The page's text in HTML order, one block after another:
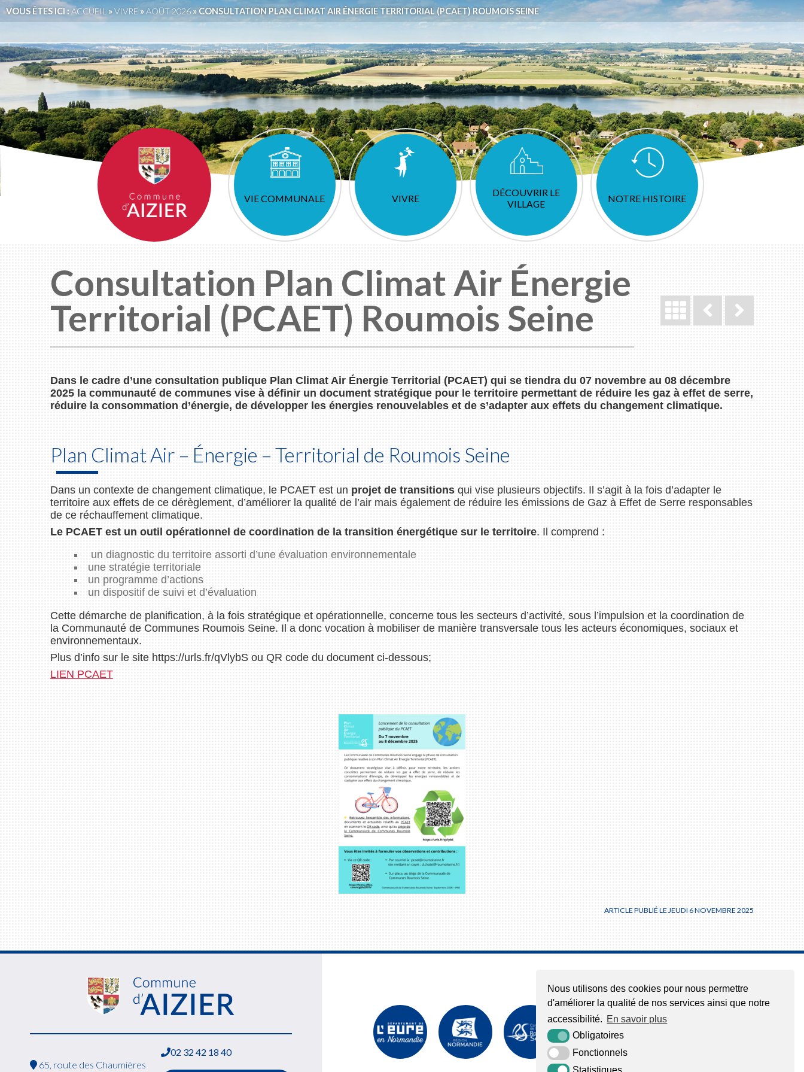
Nous utilisons des cookies pour nous permettre
d'améliorer la qualité de nos services ainsi que notre
accessibilité. En savoir plus
Obligatoires
Fonctionnels
Statistiques
VOUS ÊTES ICI : ACCUEIL »VIVRE »AOÛT 2026 » CONSULTATION PLAN CLIMAT AIR ÉNERGIE TERRITORIAL (PCAET) ROUMOIS SEINE
VIE COMMUNALE VIVRE
DÉCOUVRIR LE
VILLAGE
NOTRE HISTOIRE
Consultation Plan Climat Air Énergie
Territorial (PCAET) Roumois Seine
Dans le cadre d’une consultation publique Plan Climat Air Énergie Territorial (PCAET) qui se tiendra du 07 novembre au 08 décembre
2025 la communauté de communes vise à définir un document stratégique pour le territoire permettant de réduire les gaz à effet de serre,
réduire la consommation d’énergie, de développer les énergies renouvelables et de s’adapter aux effets du changement climatique.
Plan Climat Air – Énergie – Territorial de Roumois Seine
Dans un contexte de changement climatique, le PCAET est un projet de transitionsqui vise plusieurs objectifs. Il s’agit à la fois d’adapter le
territoire aux effets de ce dérèglement, d’améliorer la qualité de l’air mais également de réduire les émissions de Gaz à Effet de Serre responsables
de ce réchauffement climatique.
Le PCAET est un outil opérationnel de coordination de la transition énergétique sur le territoire. Il comprend :
un diagnostic du territoire assorti d’une évaluation environnementale
une stratégie territoriale
un programme d’actions
un dispositif de suivi et d’évaluation
Cette démarche de planification, à la fois stratégique et opérationnelle, concerne tous les secteurs d’activité, sous l’impulsion et la coordination de
la Communauté de Communes Roumois Seine. Il a donc vocation à mobiliser de manière transversale tous les acteurs économiques, sociaux et
environnementaux.
Plus d’info sur le site https://urls.fr/qVlybS ou QR code du document ci-dessous;
LIEN PCAET
ARTICLE PUBLIÉ LE JEUDI 6 NOVEMBRE 2025
65, route des Chaumières
02 32 42 18 40